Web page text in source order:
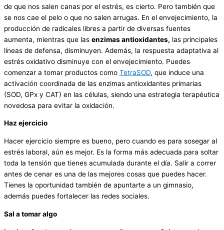
de que nos salen canas por el estrés, es cierto. Pero también que
se nos cae el pelo o que no salen arrugas. En el envejecimiento, la
producción de radicales libres a partir de diversas fuentes
aumenta, mientras que las enzimas antioxidantes, las principales
líneas de defensa, disminuyen. Además, la respuesta adaptativa al
estrés oxidativo disminuye con el envejecimiento. Puedes
comenzar a tomar productos como TetraSOD, que induce una
activación coordinada de las enzimas antioxidantes primarias
(SOD, GPx y CAT) en las células, siendo una estrategia terapéutica
novedosa para evitar la oxidación.
Haz ejercicio
Hacer ejercicio siempre es bueno, pero cuando es para sosegar al
estrés laboral, aún es mejor. Es la forma más adecuada para soltar
toda la tensión que tienes acumulada durante el día. Salir a correr
antes de cenar es una de las mejores cosas que puedes hacer.
Tienes la oportunidad también de apuntarte a un gimnasio,
además puedes fortalecer las redes sociales.
Sal a tomar algo